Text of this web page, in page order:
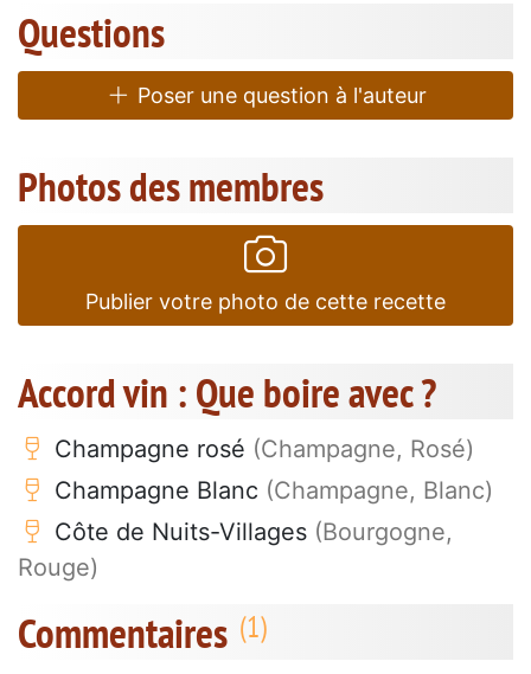
Questions
Poser une question à l'auteur
Photos des membres
Publier votre photo de cette recette
Accord vin : Que boire avec ?
Champagne rosé (Champagne, Rosé)
Champagne Blanc (Champagne, Blanc)
Côte de Nuits-Villages (Bourgogne,
Rouge)
Commentaires